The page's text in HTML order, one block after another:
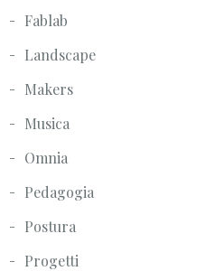
Fablab
Landscape
Makers
Musica
Omnia
Pedagogia
Postura
Progetti